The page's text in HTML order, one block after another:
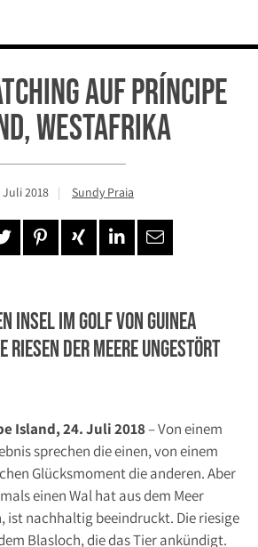
auf Príncipe
Westafrika
Juli 2018 Sundy Praia
Insel im Golf von Guinea
Riesen der Meere ungestört
Island, 24. Juli 2018– Von einem
sprechen die einen, von einem
Glücksmoment die anderen. Aber
einen Wal hat aus dem Meer
ist nachhaltig beeindruckt. Die riesige
Blasloch, die das Tier ankündigt.